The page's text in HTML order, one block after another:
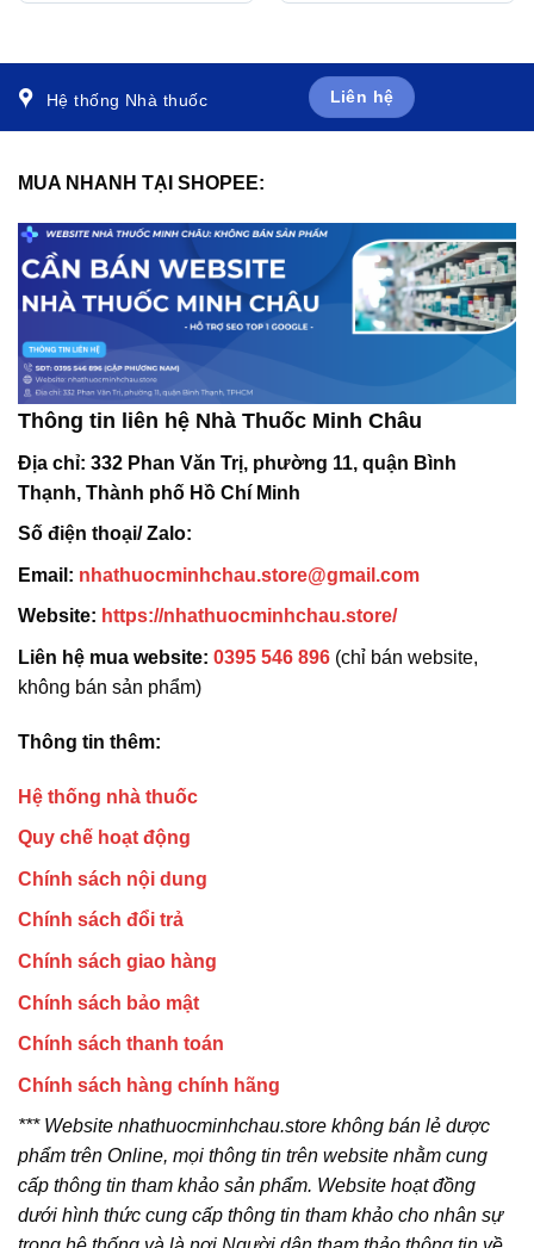
Hệ thống Nhà thuốc Liên hệ
MUA NHANH TẠI SHOPEE:
Thông tin liên hệ Nhà Thuốc Minh Châu
Địa chỉ: 332 Phan Văn Trị, phường 11, quận Bình
Thạnh, Thành phố Hồ Chí Minh
Số điện thoại/ Zalo:
Email: nhathuocminhchau.store@gmail.com
Website: https://nhathuocminhchau.store/
Liên hệ mua website: 0395 546 896 (chỉ bán website,
không bán sản phẩm)
Thông tin thêm:
Hệ thống nhà thuốc
Quy chế hoạt động
Chính sách nội dung
Chính sách đổi trả
Chính sách giao hàng
Chính sách bảo mật
Chính sách thanh toán
Chính sách hàng chính hãng
*** Website nhathuocminhchau.store không bán lẻ dược
phẩm trên Online, mọi thông tin trên website nhằm cung
cấp thông tin tham khảo sản phẩm. Website hoạt đồng
dưới hình thức cung cấp thông tin tham khảo cho nhân sự